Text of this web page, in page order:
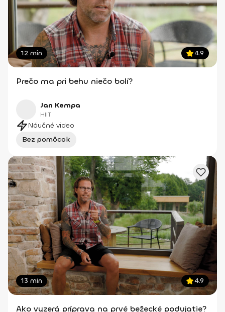
12 min 4.9
Prečo ma pri behu niečo bolí?
Jan Kempa
HIIT
Náučné video
Bez pomôcok
13 min 4.9
Ako vyzerá príprava na prvé bežecké podujatie?